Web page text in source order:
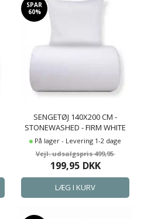
SPAR
60%
SENGETØJ 140X200 CM -
STONEWASHED - FIRM WHITE
På lager - Levering 1-2 dage
499,95
199,95 DKK